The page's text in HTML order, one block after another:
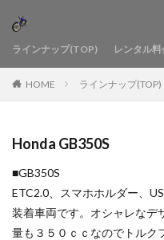
ラインナップ(TOP) レンタル
HOME ラインナップ(TOP)
Honda GB350S
■GB350S
ETC2.0、スマホホルダー、
装着車両です。オシャレなデ
量も３５０ｃｃなのでトルク